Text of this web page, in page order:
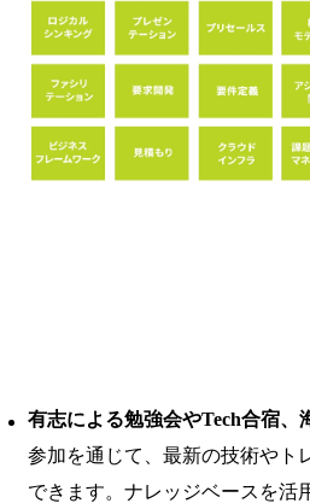
有志による勉強会やTech合宿、
参加を通じて、最新の技術やト
できます。ナレッジベースを活